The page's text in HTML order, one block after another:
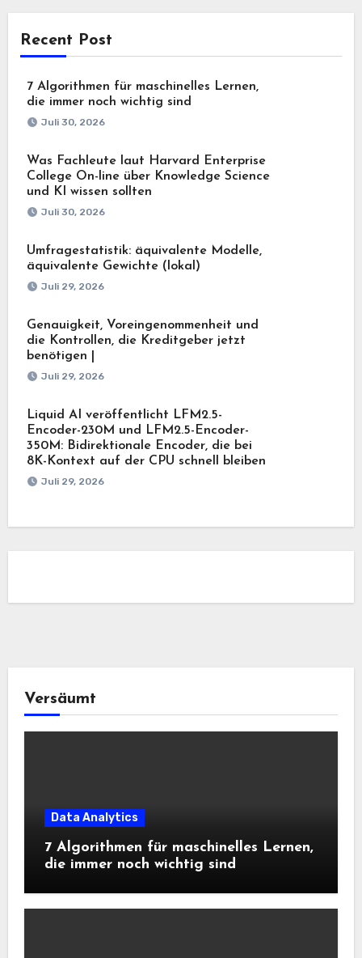
Recent Post
7 Algorithmen für maschinelles Lernen,
die immer noch wichtig sind
Juli 30, 2026
Was Fachleute laut Harvard Enterprise
College On-line über Knowledge Science
und KI wissen sollten
Juli 30, 2026
Umfragestatistik: äquivalente Modelle,
äquivalente Gewichte (lokal)
Juli 29, 2026
Genauigkeit, Voreingenommenheit und
die Kontrollen, die Kreditgeber jetzt
benötigen |
Juli 29, 2026
Liquid AI veröffentlicht LFM2.5-
Encoder-230M und LFM2.5-Encoder-
350M: Bidirektionale Encoder, die bei
8K-Kontext auf der CPU schnell bleiben
Juli 29, 2026
Versäumt
Data Analytics
7 Algorithmen für maschinelles Lernen,
die immer noch wichtig sind